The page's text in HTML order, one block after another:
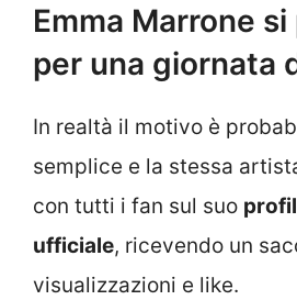
Emma Marrone
per una giornata
In realtà il motivo è
semplice e la stessa
con tutti i fan sul suo
ufficiale, ricevendo un
visualizzazioni e like.